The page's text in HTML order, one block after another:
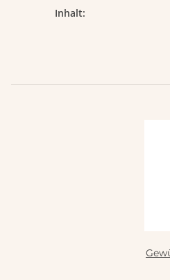
Produkteigenschaft
Wert
Inhalt: